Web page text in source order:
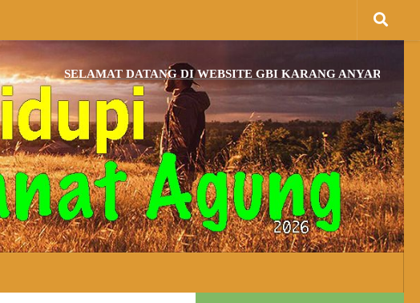
SELAMAT DATANG DI WEBSITE GBI KARANG ANYAR DAN BAGI